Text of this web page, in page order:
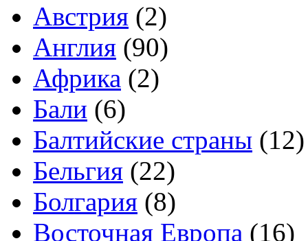
Австрия (2)
Англия (90)
Африка (2)
Бали (6)
Балтийские страны (12)
Бельгия (22)
Болгария (8)
Восточная Европа (16)